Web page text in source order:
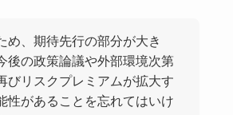
め、期待先行の部分が大き
後の政策論議や外部環境次第
びリスクプレミアムが拡大す
性があることを忘れてはいけ